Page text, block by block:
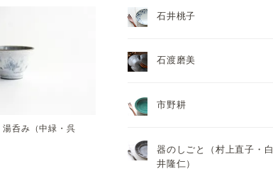
呑み（中緑・呉
石井桃子
石渡磨美
市野耕
器のしごと（村上直子・白
井隆仁）